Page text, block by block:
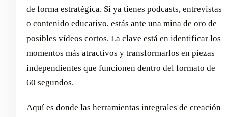
de forma estratégica. Si ya tienes podcasts, entrevistas
o contenido educativo, estás ante una mina de oro de
posibles vídeos cortos. La clave está en identificar los
momentos más atractivos y transformarlos en piezas
independientes que funcionen dentro del formato de
60 segundos.
Aquí es donde las herramientas integrales de creación